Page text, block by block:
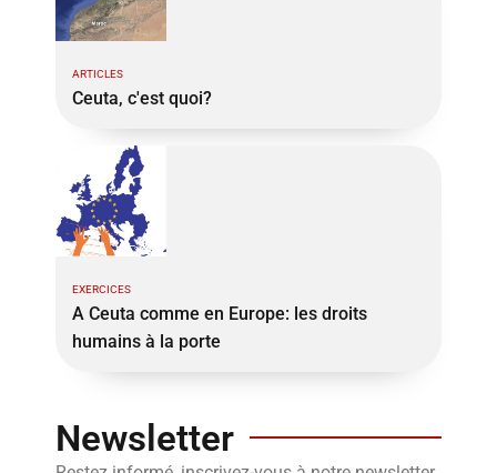
ARTICLES
Ceuta, c'est quoi?
EXERCICES
A Ceuta comme en Europe: les droits
humains à la porte
Newsletter